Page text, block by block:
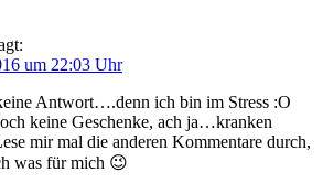
um 22:03 Uhr
Antwort….denn ich bin im Stress :O
keine Geschenke, ach ja…kranken
mir mal die anderen Kommentare durch,
was für mich 😉